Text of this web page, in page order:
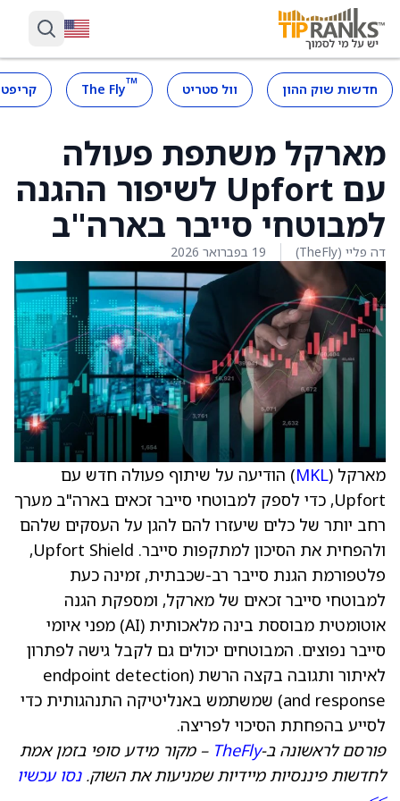
חדשות שוק ההון וול סטריט ™
The Fly
מארקל משתפת פעולה
עם Upfort לשיפור ההגנה
למבוטחי סייבר בארה"ב
דה פליי (TheFly) 19 בפברואר 2026
מארקל (MKL) הודיעה על שיתוף פעולה חדש עם
Upfort, כדי לספק למבוטחי סייבר זכאים בארה"ב מערך
רחב יותר של כלים שיעזרו להם להגן על העסקים שלהם
ולהפחית את הסיכון למתקפות סייבר. Upfort Shield,
פלטפורמת הגנת סייבר רב-שכבתית, זמינה כעת
למבוטחי סייבר זכאים של מארקל, ומספקת הגנה
אוטומטית מבוססת בינה מלאכותית (AI) מפני איומי
סייבר נפוצים. המבוטחים יכולים גם לקבל גישה לפתרון
לאיתור ותגובה בקצה הרשת (endpoint detection
and response) שמשתמש באנליטיקה התנהגותית כדי
לסייע בהפחתת הסיכוי לפריצה.
פורסם לראשונה ב-TheFly – מקור מידע סופי בזמן אמת
לחדשות פיננסיות מיידיות שמניעות את השוק.נסו עכשיו